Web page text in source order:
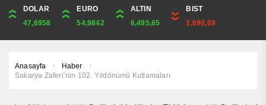
DOLAR
47,6958
EURO
54,9842
ALTIN
6,495,65
BIST
1.690,69
ONS
4,235,12
ALTIN
6,495,65
ÇEYREK
10,620,39
CUMHURİYET
43,869,00
Anasayfa
Haber
Sakarya Zaferi’nin 102. Yıldönümü Kutlamaları